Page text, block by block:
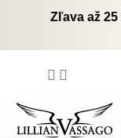
Zľava až 25